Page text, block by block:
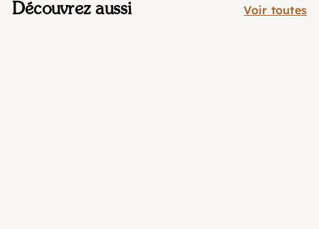
Découvrez aussi Voir toutes